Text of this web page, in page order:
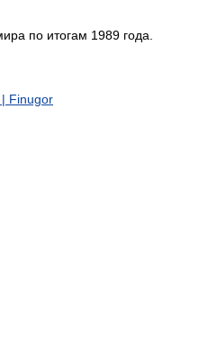
по итогам 1989 года.
Finugor